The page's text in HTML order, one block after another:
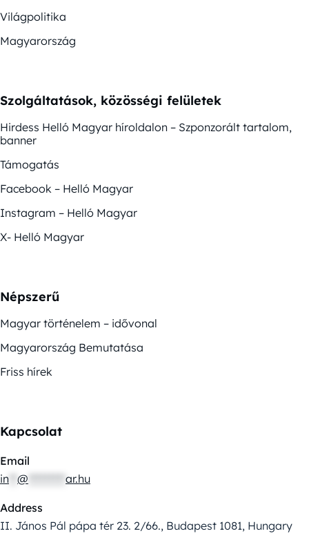
Világpolitika
Magyarország
Szolgáltatások, közösségi felületek
Hirdess Helló Magyar híroldalon – Szponzorált tartalom,
banner
Támogatás
Facebook – Helló Magyar
Instagram – Helló Magyar
X- Helló Magyar
Népszerű
Magyar történelem – idővonal
Magyarország Bemutatása
Friss hírek
Kapcsolat
Email
in @ ar.hu
Address
II. János Pál pápa tér 23. 2/66., Budapest 1081, Hungary